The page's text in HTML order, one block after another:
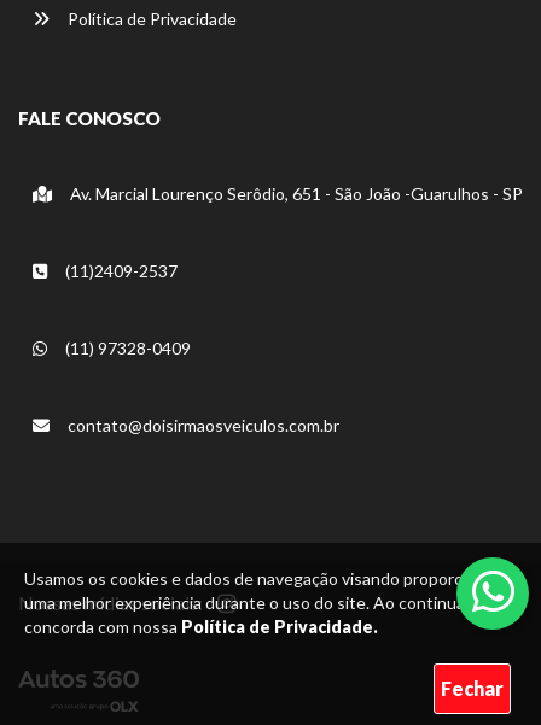
Usamos os cookies e dados de navegação visando proporcionar
uma melhor experiência durante o uso do site. Ao continuar, você
concorda com nossa Política de Privacidade.
Fechar
Política de Privacidade
FALE CONOSCO
Av. Marcial Lourenço Serôdio, 651 - São João -Guarulhos - SP
(11)2409-2537
(11) 97328-0409
contato@doisirmaosveiculos.com.br
Nossas mídias sociais: